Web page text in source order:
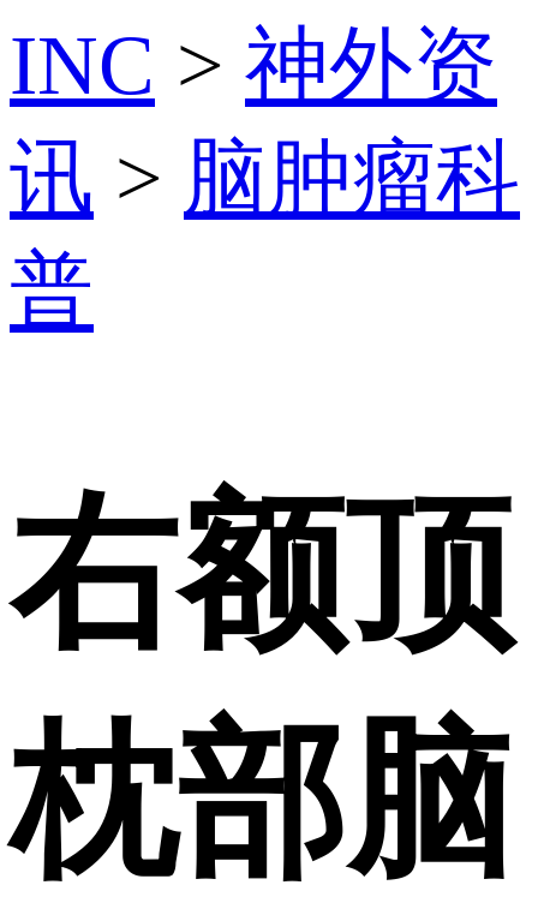
INC > 神外资
讯 > 脑肿瘤科
普
右额顶
枕部脑